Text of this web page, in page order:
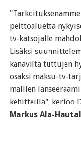
peittoaluetta
tv-katsojalle
Lisäksi
kanavilta tuttujen
osaksi maksu-tv-
mallien
kehitteillä", kertoo
Markus Ala-